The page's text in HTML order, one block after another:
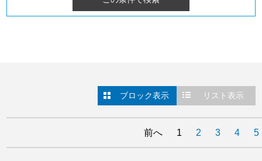
ブロック表示 リスト表示
前へ 1 2 3 4 5